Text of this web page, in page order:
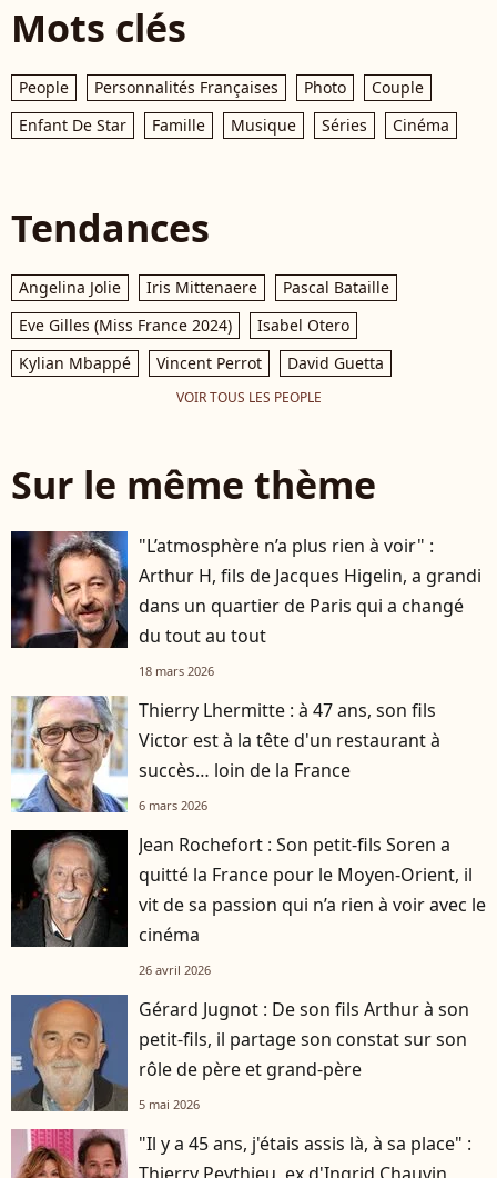
Mots clés
People Personnalités Françaises Photo
Couple
Enfant De Star
Famille Musique Séries Cinéma
Tendances
Angelina Jolie Iris Mittenaere
Pascal Bataille
Eve Gilles (Miss France 2024)
Isabel Otero
Kylian Mbappé
Vincent Perrot David Guetta
VOIR TOUS LES PEOPLE
Sur le même thème
"L’atmosphère n’a plus rien à voir" :
Arthur H, fils de Jacques Higelin, a grandi
dans un quartier de Paris qui a changé
du tout au tout
18 mars 2026
Thierry Lhermitte : à 47 ans, son fils
Victor est à la tête d'un restaurant à
succès… loin de la France
6 mars 2026
Jean Rochefort : Son petit-fils Soren a
quitté la France pour le Moyen-Orient, il
vit de sa passion qui n’a rien à voir avec le
cinéma
26 avril 2026
Gérard Jugnot : De son fils Arthur à son
petit-fils, il partage son constat sur son
rôle de père et grand-père
5 mai 2026
"Il y a 45 ans, j'étais assis là, à sa place" :
Thierry Peythieu, ex d'Ingrid Chauvin,